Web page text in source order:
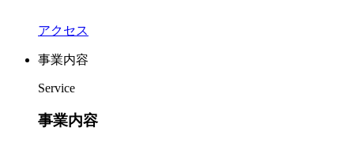
アクセス
事業内容
Service
事業内容